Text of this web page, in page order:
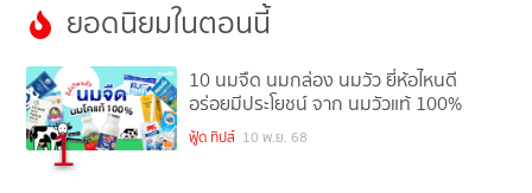
ยอดนิยมในตอนนี้
1
10 นมจืด นมกล่อง นมวัว ยี่ห้อไหนดี
อร่อยมีประโยชน์ จาก นมวัวแท้ 100%
ฟู้ด ทิปส์ 10 พ.ย. 68